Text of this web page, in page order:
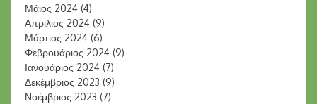
Μάιος 2024 (4)
Απρίλιος 2024 (9)
Μάρτιος 2024 (6)
Φεβρουάριος 2024 (9)
Ιανουάριος 2024 (7)
Δεκέμβριος 2023 (9)
Νοέμβριος 2023 (7)